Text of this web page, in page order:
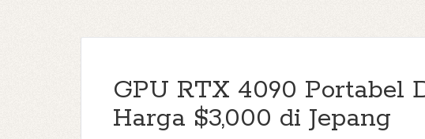
GPU RTX 4090 Portabel
Harga $3,000 di Jepang